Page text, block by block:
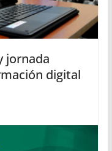
jornada
digital